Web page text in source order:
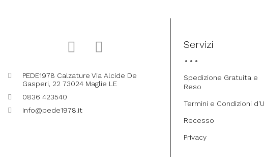
PEDE1978 Calzature Via Alcide De
Gasperi, 22 73024 Maglie LE
0836 423540
info@pede1978.it
Servizi
Spedizione Gratuita e
Reso
Termini e Condizioni
Recesso
Privacy